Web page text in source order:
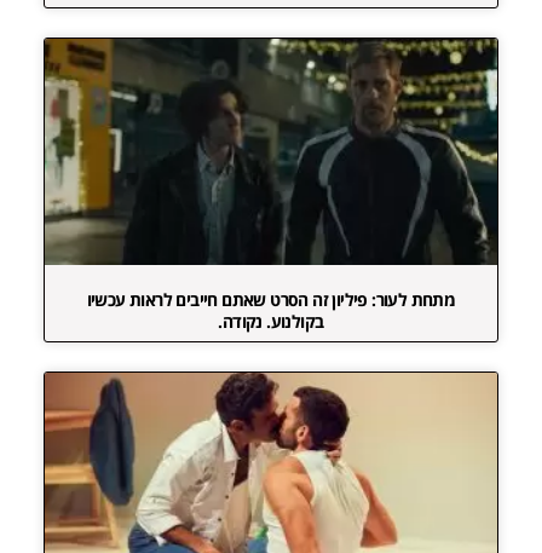
מתחת לעור: פיליון זה הסרט שאתם חייבים לראות עכשיו
בקולנוע. נקודה.